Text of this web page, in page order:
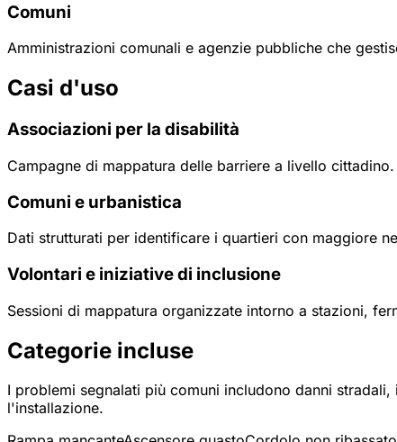
Comuni
Amministrazioni comunali e agenzie pubbliche che
Casi d'uso
Associazioni per la disabilità
Campagne di mappatura delle barriere a livello cittadino.
Comuni e urbanistica
Dati strutturati per identificare i quartieri con maggiore
Volontari e iniziative di inclusione
Sessioni di mappatura organizzate intorno a stazioni,
Categorie incluse
I problemi segnalati più comuni includono danni
l'installazione.